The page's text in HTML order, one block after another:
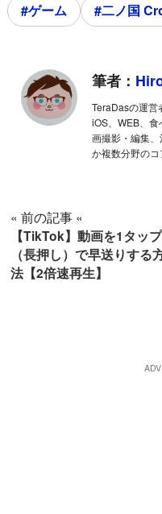
#ゲーム
#二ノ国
筆者：
TeraDasの運営
iOS、WEB、
画撮影・編集
か複数分野のコ
« 前の記事 «
【TikTok】動画を1タップ
（長押し）で早送りする
法【2倍速再生】